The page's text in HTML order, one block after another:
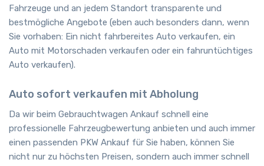
Fahrzeuge und an jedem Standort transparente und
bestmögliche Angebote (eben auch besonders dann, wenn
Sie vorhaben: Ein nicht fahrbereites Auto verkaufen, ein
Auto mit Motorschaden verkaufen oder ein fahruntüchtiges
Auto verkaufen).
Auto sofort verkaufen mit Abholung
Da wir beim Gebrauchtwagen Ankauf schnell eine
professionelle Fahrzeugbewertung anbieten und auch immer
einen passenden PKW Ankauf für Sie haben, können Sie
nicht nur zu höchsten Preisen, sondern auch immer schnell